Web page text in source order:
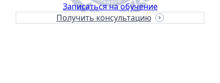
Записаться на обучение
Получить консультацию